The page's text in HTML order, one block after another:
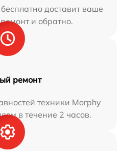
доставит ваше
и обратно.
ремонт
техники Morphy
в течение 2 часов.